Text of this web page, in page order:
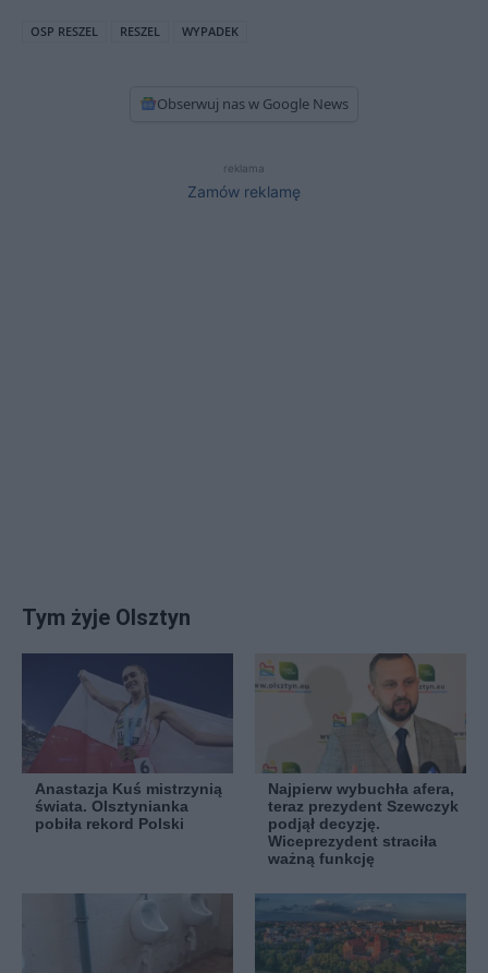
OSP RESZEL RESZEL WYPADEK
Obserwuj nas w Google News
reklama
Zamów reklamę
Tym żyje Olsztyn
Anastazja Kuś mistrzynią
świata. Olsztynianka
pobiła rekord Polski
Najpierw wybuchła afera,
teraz prezydent Szewczyk
podjął decyzję.
Wiceprezydent straciła
ważną funkcję